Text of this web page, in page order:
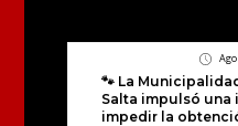
🐾 La
Salta impulsó una
impedir la